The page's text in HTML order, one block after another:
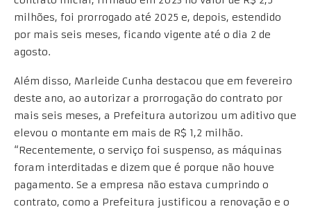
milhões, foi prorrogado até 2025 e, depois, estendido
por mais seis meses, ficando vigente até o dia 2 de
agosto.
Além disso, Marleide Cunha destacou que em fevereiro
deste ano, ao autorizar a prorrogação do contrato por
mais seis meses, a Prefeitura autorizou um aditivo que
elevou o montante em mais de R$ 1,2 milhão.
“Recentemente, o serviço foi suspenso, as máquinas
foram interditadas e dizem que é porque não houve
pagamento. Se a empresa não estava cumprindo o
contrato, como a Prefeitura justificou a renovação e o